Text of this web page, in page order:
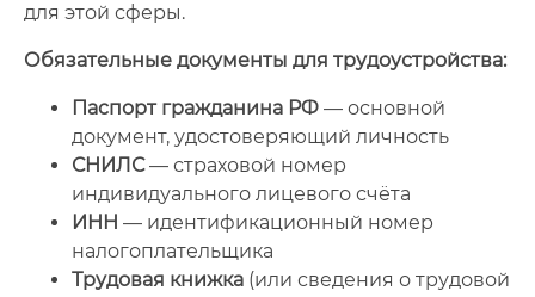
для этой сферы.
Обязательные документы для трудоустройства:
Паспорт гражданина РФ — основной
документ, удостоверяющий личность
СНИЛС— страховой номер
индивидуального лицевого счёта
ИНН — идентификационный номер
налогоплательщика
Трудовая книжка (или сведения о трудовой